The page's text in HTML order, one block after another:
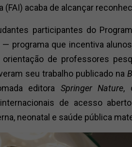
(FAI) acaba de alcançar
participantes do
programa que incentiva
de professores
seu trabalho publicado na
editora Springer Nature,
de acesso
neonatal e saúde pública